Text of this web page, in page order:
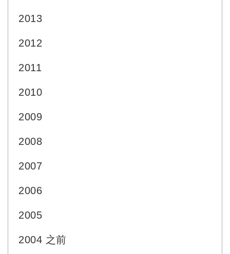
2013
2012
2011
2010
2009
2008
2007
2006
2005
2004 之前